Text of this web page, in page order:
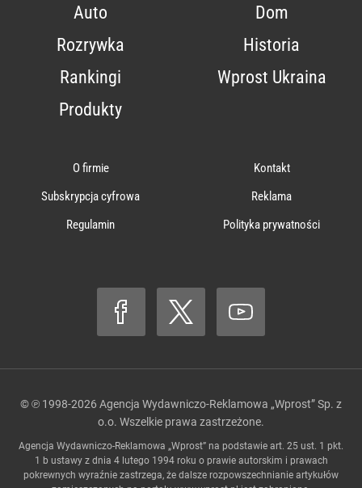
Auto
Dom
Rozrywka
Historia
Rankingi
Wprost Ukraina
Produkty
O firmie
Kontakt
Subskrypcja cyfrowa
Reklama
Regulamin
Polityka prywatności
© ℗ 1998-2026 Agencja Wydawniczo-Reklamowa „Wprost” Sp. z
o.o. Wszelkie prawa zastrzeżone.
Agencja Wydawniczo-Reklamowa „Wprost” na podstawie art. 25 ust. 1 pkt.
1 b ustawy z dnia 4 lutego 1994 roku o prawie autorskim i prawach
pokrewnych wyraźnie zastrzega, że dalsze rozpowszechnianie artykułów